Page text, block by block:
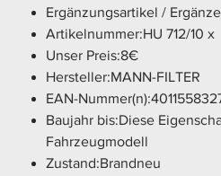
Ergänzungsartikel /
Artikelnummer:HU 712/10 x
Unser Preis:8€
Hersteller:MANN-FILTER
EAN-
Baujahr bis:Diese
Fahrzeugmodell
Zustand:Brandneu